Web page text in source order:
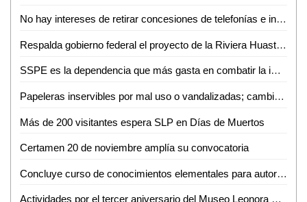
No hay intereses de retirar concesiones de telefonías e internet: AMLO
Respalda gobierno federal el proyecto de la Riviera Huasteca, presentado por RGC
SSPE es la dependencia que más gasta en combatir la impunidad
Papeleras inservibles por mal uso o vandalizadas; cambiarán su diseño
Más de 200 visitantes espera SLP en Días de Muertos
Certamen 20 de noviembre amplía su convocatoria
Concluye curso de conocimientos elementales para autoridades municipales de las zonas media y huasteca
Actividades por el tercer aniversario del Museo Leonora Carrington Xilitla